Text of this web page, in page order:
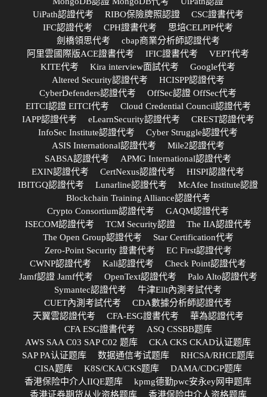
UiPath認證代考
RIBO保險牌照認證
CSC證書代考
IFC認證代考
CPH證書代考
思培CELPIP代考
劍橋領思代考
cbap商業分析師認證代考
阿里雲國際版ACE證書代考
IFIC證書代考
VEPT代考
KITE代考
Kira interview面試代考
Google代考
Altered Security認證代考
HCISPP認證代考
CyberDefenders認證代考
OffSec認證 OffSec代考
EITCI認證 EITCI代考
Cloud Credential Council認證代考
IAPP認證代考
eLearnSecurity認證代考
CREST認證代考
InfoSec Institute認證代考
Cyber Struggle認證代考
ASIS International認證代考
Mile2認證代考
SABSA認證代考
APMG International認證代考
EXIN認證代考
CertNexus認證代考
HISPI認證代考
IBITGQ認證代考
Lunarline認證代考
McAfee Institute認證
Blockchain Training Alliance認證代考
Crypto Consortium認證代考
GAQM認證代考
ISECOM認證代考
TCM Security認證
The IIA認證代考
The Open Group認證代考
Star Certification代考
Zero-Point Security 證書代考
EC First認證代考
CWNP認證代考
Kali認證代考
Check Point認證代考
Jamf認證 Jamf代考
OpenText認證代考
Palo Alto認證代考
Symantec認證代考
牛津Ellt內測考試代考
CUET內測考試代考
CDA數據分析師認證代考
天翼雲認證代考
CFA-ESG證書代考
華為認證代考
CFA ESG證書代考
ASQ CSSBB题库
AWS SAA C03 SAP C02 题库
CKA CKS CKAD认证题库
SAP PA认证题库
数据通信考试题库
RHCSA/RHCE题库
CISA题库
K8S/CKA/CKS题库
DAMA/CDGP题库
香港保险中介人IIQE题库
kpmg德勤pwc安永ey网申题库
香港证券期货从业资格题库
香港保险中介人资格题库